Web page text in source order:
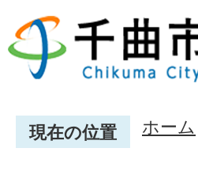
現在の位置 ホーム